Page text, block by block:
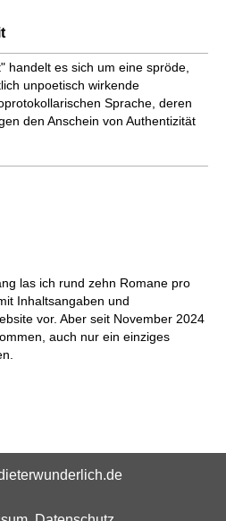
handelt es sich um eine spröde,
unpoetisch wirkende
Sprache, deren
den Anschein von Authentizität
las ich rund zehn Romane pro
Inhaltsangaben und
vor. Aber seit November 2024
auch nur ein einziges